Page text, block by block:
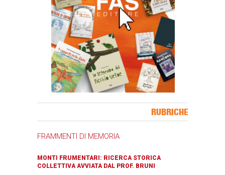
RUBRICHE
FRAMMENTI DI MEMORIA
MONTI FRUMENTARI: RICERCA STORICA
COLLETTIVA AVVIATA DAL PROF. BRUNI